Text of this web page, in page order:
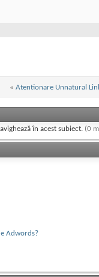
« Atentionare Unnatural
în acest subiect. (0
Adwords?